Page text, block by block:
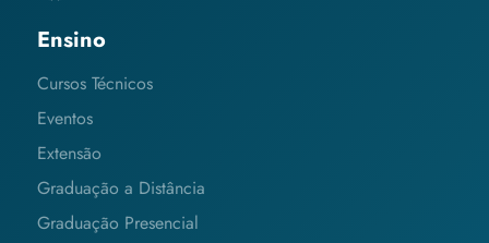
Ensino
Cursos Técnicos
Eventos
Extensão
Graduação a Distância
Graduação Presencial